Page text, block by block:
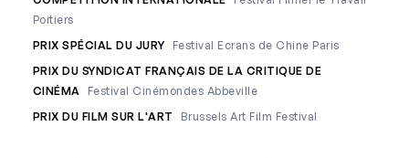
Poitiers
PRIX SPÉCIAL DU JURY
Festival Ecrans de Chine Paris
PRIX DU SYNDICAT FRANÇAIS DE LA CRITIQUE DE
CINÉMA
Festival Cinémondes Abbeville
PRIX DU FILM SUR L'ART
Brussels Art Film Festival